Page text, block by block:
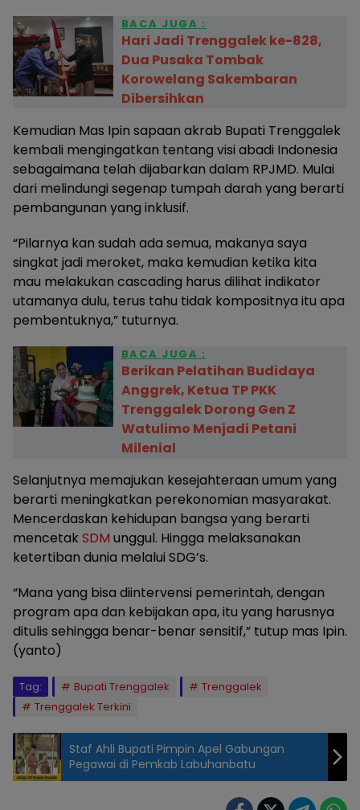
BACA JUGA :
Hari Jadi Trenggalek ke-828,
Dua Pusaka Tombak
Korowelang Sakembaran
Dibersihkan
Kemudian Mas Ipin sapaan akrab Bupati Trenggalek
kembali mengingatkan tentang visi abadi Indonesia
sebagaimana telah dijabarkan dalam RPJMD. Mulai
dari melindungi segenap tumpah darah yang berarti
pembangunan yang inklusif.
“Pilarnya kan sudah ada semua, makanya saya
singkat jadi meroket, maka kemudian ketika kita
mau melakukan cascading harus dilihat indikator
utamanya dulu, terus tahu tidak kompositnya itu apa
pembentuknya,” tuturnya.
BACA JUGA :
Berikan Pelatihan Budidaya
Anggrek, Ketua TP PKK
Trenggalek Dorong Gen Z
Watulimo Menjadi Petani
Milenial
Selanjutnya memajukan kesejahteraan umum yang
berarti meningkatkan perekonomian masyarakat.
Mencerdaskan kehidupan bangsa yang berarti
mencetak SDM unggul. Hingga melaksanakan
ketertiban dunia melalui SDG’s.
“Mana yang bisa diintervensi pemerintah, dengan
program apa dan kebijakan apa, itu yang harusnya
ditulis sehingga benar-benar sensitif,” tutup mas Ipin.
(yanto)
Tag: Bupati Trenggalek
Trenggalek
Trenggalek Terkini
Staf Ahli Bupati Pimpin Apel Gabungan
Pegawai di Pemkab Labuhanbatu